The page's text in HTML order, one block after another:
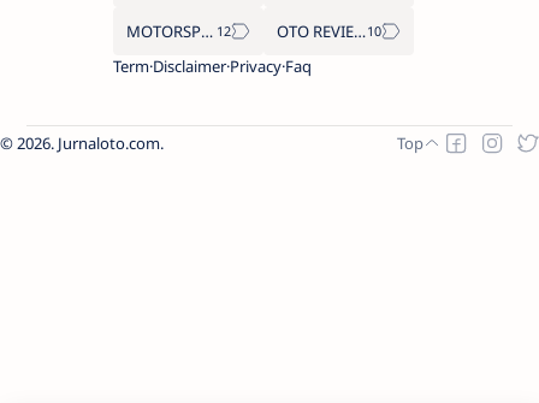
MOTORSPORT
OTO REVIEW
Term Disclaimer Privacy Faq
2026. Jurnaloto.com.